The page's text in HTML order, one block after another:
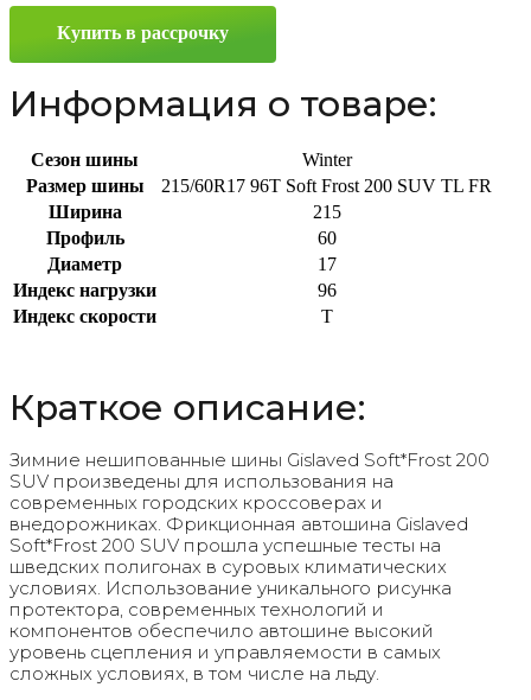
SUV
R17
Купить в рассрочку
Информация о товаре:
Сезон шины
Winter
Размер шины
215/60R17 96T Soft Frost 200 SUV TL FR
Ширина
215
Профиль
60
Диаметр
17
Индекс нагрузки
96
Индекс скорости
T
Краткое описание:
Зимние нешипованные шины Gislaved Soft*Frost 200
SUV произведены для использования на
современных городских кроссоверах и
внедорожниках. Фрикционная автошина Gislaved
Soft*Frost 200 SUV прошла успешные тесты на
шведских полигонах в суровых климатических
условиях. Использование уникального рисунка
протектора, современных технологий и
компонентов обеспечило автошине высокий
уровень сцепления и управляемости в самых
сложных условиях, в том числе на льду.